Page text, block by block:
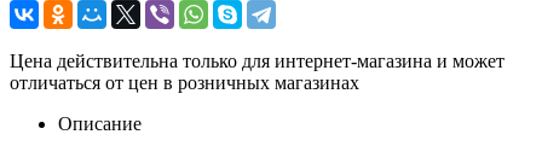
Цена действительна только для интернет-магазина и может
отличаться от цен в розничных магазинах
Описание